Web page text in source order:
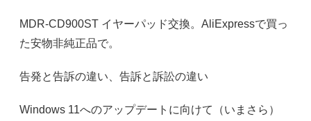
MDR-CD900ST イヤーパッド交換。AliExpressで買っ
た安物非純正品で。
告発と告訴の違い、告訴と訴訟の違い
Windows 11へのアップデートに向けて（いまさら）